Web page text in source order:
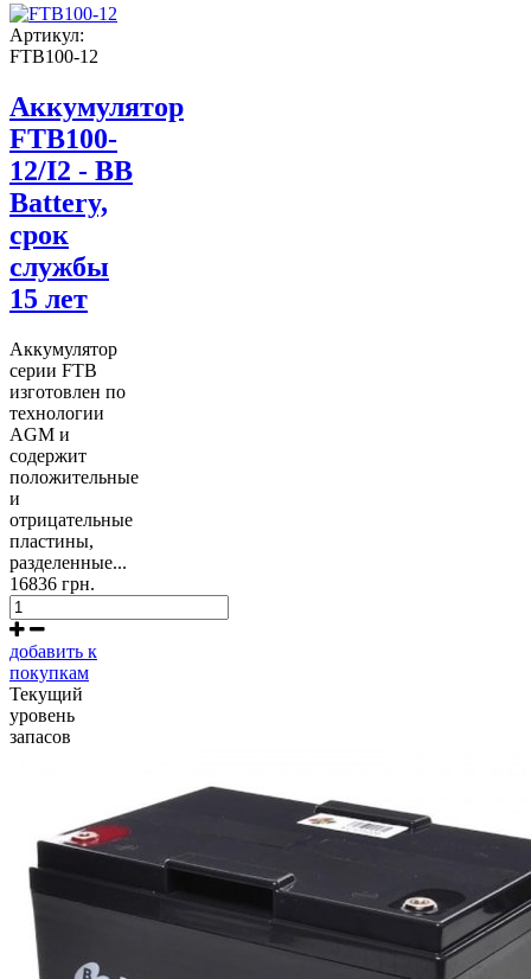
Артикул:
FTB100-12
Аккумулятор
FTB100-
12/I2 - BB
Battery,
срок
службы
15 лет
Аккумулятор
серии FTB
изготовлен по
технологии
AGM и
содержит
положительные
и
отрицательные
пластины,
разделенные...
16836 грн.
добавить к
покупкам
Текущий
уровень
запасов